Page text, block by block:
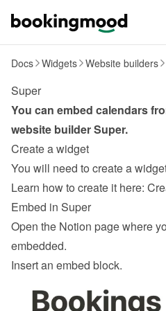
Docs Widgets Website builders
Super
You can embed calendars
website builder Super.
Create a widget
You will need to create a
Learn how to create it here:
Embed in Super
Open the Notion page where
embedded.
Insert an embed block.